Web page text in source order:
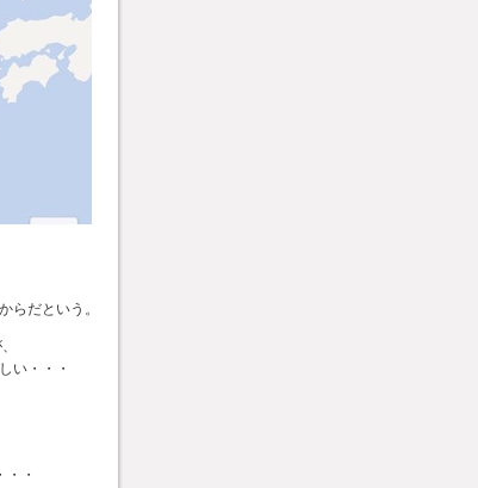
らだという。
い・・・
・